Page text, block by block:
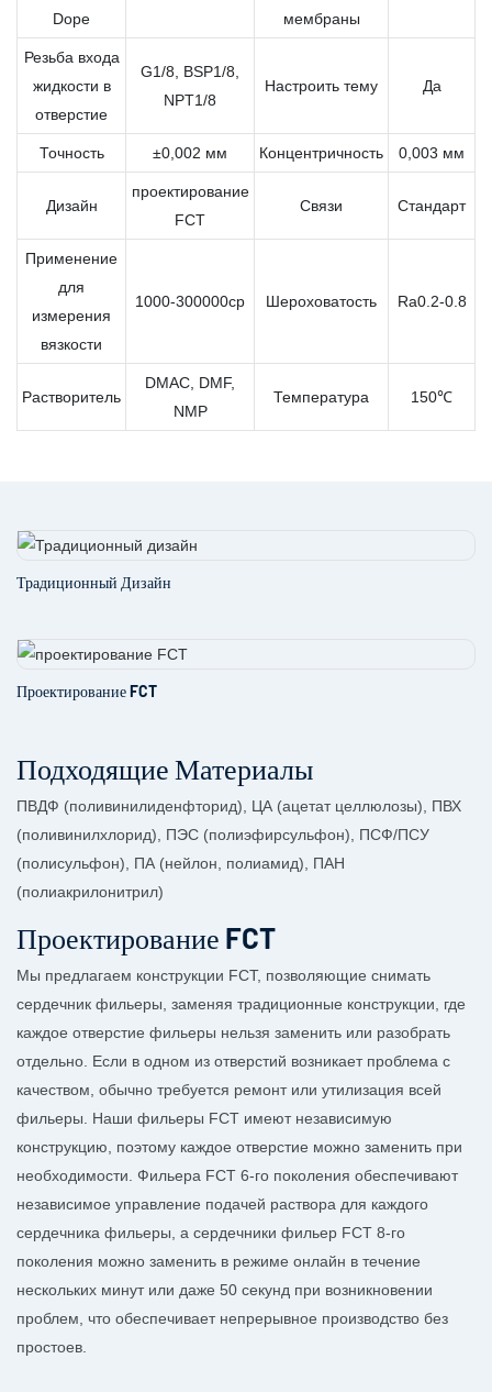
Dope
мембраны
Резьба входа
жидкости в
отверстие
G1/8, BSP1/8,
NPT1/8
Настроить тему Да
Точность ±0,002 мм Концентричность 0,003 мм
Дизайн
проектирование
FCT
Связи Стандарт
Применение
для
измерения
вязкости
1000-300000cp Шероховатость Ra0.2-0.8
Растворитель
DMAC, DMF,
NMP
Температура 150℃
Подходящие Материалы
ПВДФ (поливинилиденфторид), ЦА (ацетат целлюлозы), ПВХ
(поливинилхлорид), ПЭС (полиэфирсульфон), ПСФ/ПСУ
(полисульфон), ПА (нейлон, полиамид), ПАН
(полиакрилонитрил)
Проектирование FCT
Мы предлагаем конструкции FCT, позволяющие снимать
сердечник фильеры, заменяя традиционные конструкции, где
каждое отверстие фильеры нельзя заменить или разобрать
отдельно. Если в одном из отверстий возникает проблема с
качеством, обычно требуется ремонт или утилизация всей
фильеры. Наши фильеры FCT имеют независимую
конструкцию, поэтому каждое отверстие можно заменить при
необходимости. Фильера FCT 6-го поколения обеспечивают
независимое управление подачей раствора для каждого
сердечника фильеры, а сердечники фильер FCT 8-го
поколения можно заменить в режиме онлайн в течение
нескольких минут или даже 50 секунд при возникновении
проблем, что обеспечивает непрерывное производство без
простоев.
Традиционный Дизайн
Проектирование FCT